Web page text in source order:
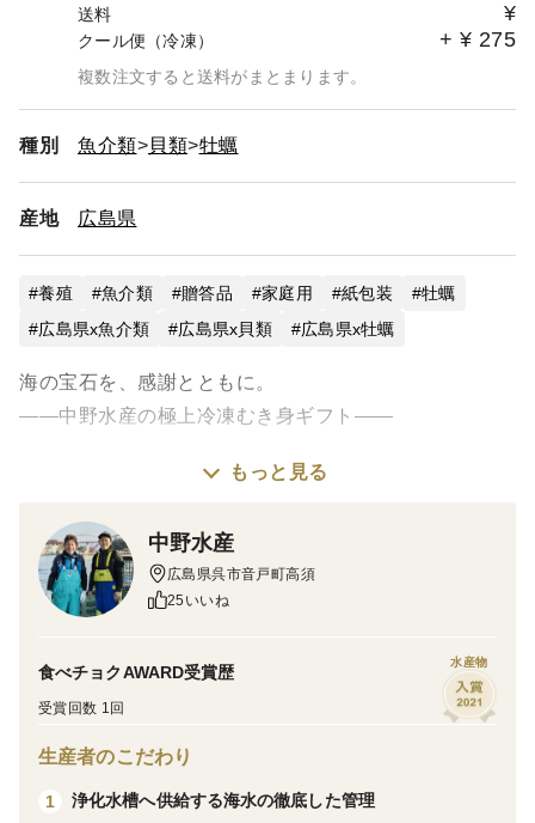
送料 ¥
クール便（冷凍） + ¥ 275
複数注文すると送料がまとまります。
種別 魚介類 貝類 牡蠣
産地 広島県
養殖 魚介類 贈答品 家庭用 紙包装
牡蠣
広島県x魚介類
広島県x貝類 広島県x牡蠣
海の宝石を、感謝とともに。
——中野水産の極上冷凍むき身ギフト——
一年に一度の父の日。
本物を知るお父様にふさわしい“食の贈り物”を。
中野水産の美浄生牡蠣は、
一粒一粒を厳選し、旨みを閉じ込める独自の急速冷凍
で、
まるで獲れたてのような濃厚な味わいを実現しました。
もっと見る
中野水産
広島県呉市音戸町高須
25いいね
食べチョクAWARD受賞歴
受賞回数 1回
水産物
生産者のこだわり
1 浄化水槽へ供給する海水の徹底した管理